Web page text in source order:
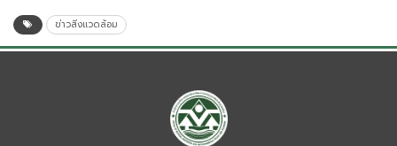
ข่าวสิ่งแวดล้อม